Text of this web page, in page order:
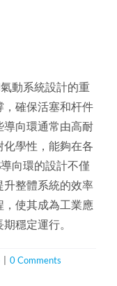
動系統設計的重
，確保活塞和杆件
導向環通常由高耐
化學性，能夠在各
向環的設計不僅
升整體系統的效率
，使其成為工業應
穩定運行。
0 Comments